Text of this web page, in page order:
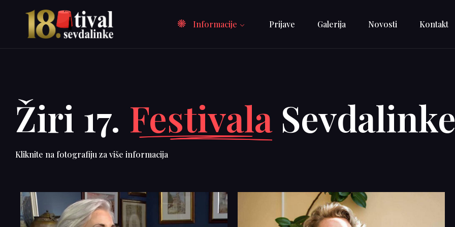
Informacije Prijave Galerija Novosti Kontakt
Žiri 17. Festivala
Kliknite na fotografiju za više informacija